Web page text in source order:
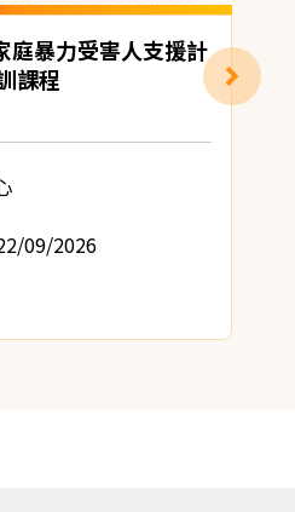
庭暴力受害人支援計
課程
09/2026